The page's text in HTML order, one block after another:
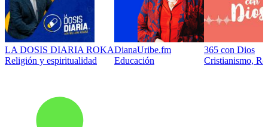
LA DOSIS DIARIA ROKA
Religión y espiritualidad
DianaUribe.fm
Educación
365 con Dios
Cristianismo,